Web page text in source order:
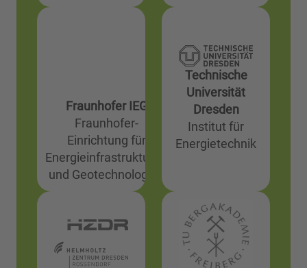
Fraunhofer IEG
Fraunhofer-
Einrichtung für
Energieinfrastrukturen
und Geotechnologien
Technische
Universität
Dresden
Institut für
Energietechnik